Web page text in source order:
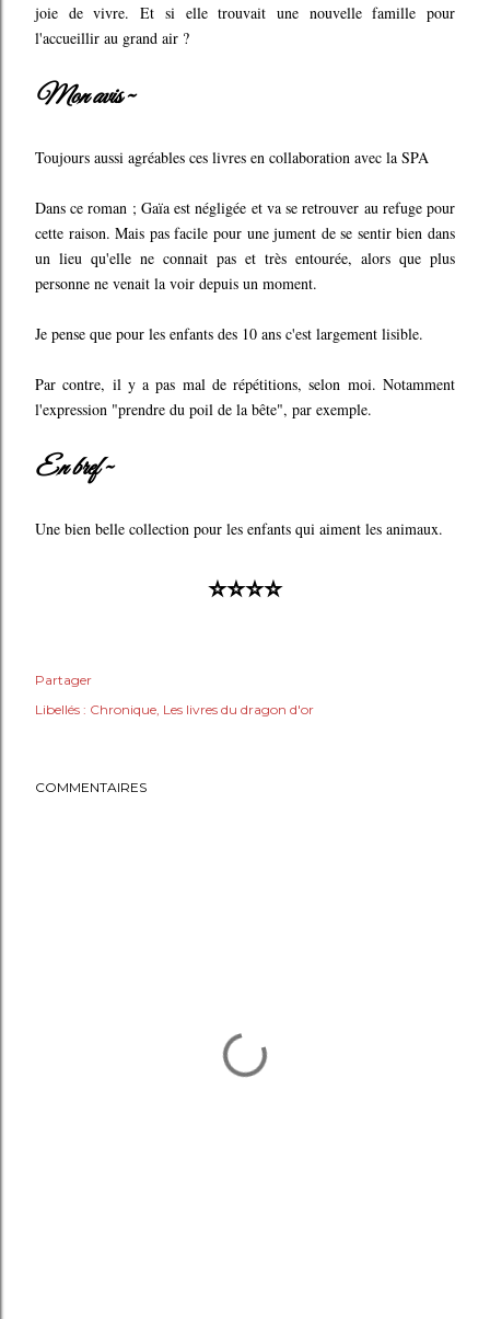
joie de vivre. Et si elle trouvait une nouvelle famille pour
l'accueillir au grand air ?
Mon avis ~
Toujours aussi agréables ces livres en collaboration avec la SPA
Dans ce roman ; Gaïa est négligée et va se retrouver au refuge pour
cette raison. Mais pas facile pour une jument de se sentir bien dans
un lieu qu'elle ne connait pas et très entourée, alors que plus
personne ne venait la voir depuis un moment.
Je pense que pour les enfants des 10 ans c'est largement lisible.
Par contre, il y a pas mal de répétitions, selon moi. Notamment
l'expression "prendre du poil de la bête", par exemple.
En bref ~
Une bien belle collection pour les enfants qui aiment les animaux.
⭐⭐⭐⭐
Partager
Libellés : Chronique Les livres du dragon d'or
COMMENTAIRES